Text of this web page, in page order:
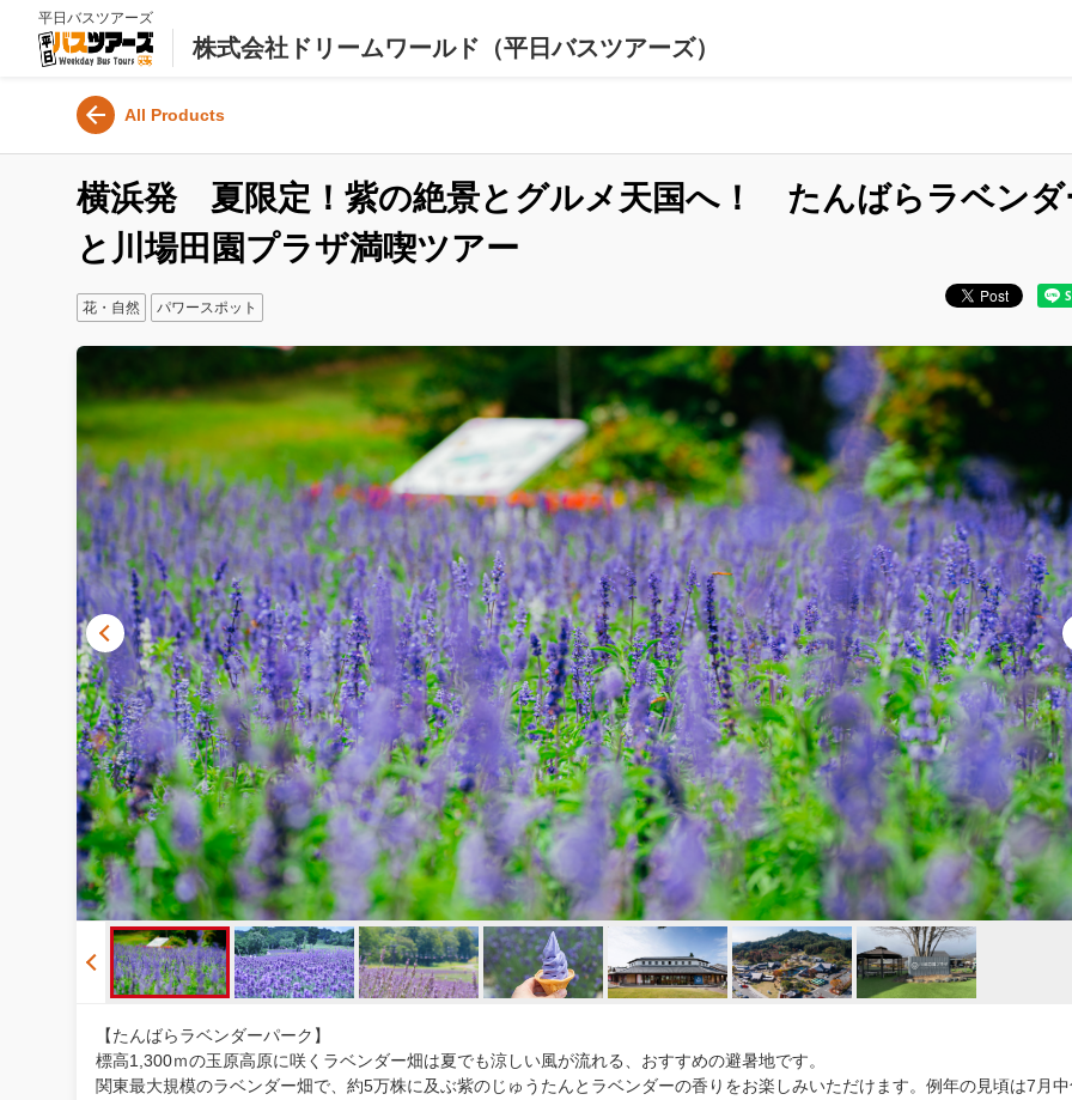
平日バスツアーズ
株式会社ドリームワールド（平日バスツアーズ）
All Products
横浜発 夏限定！紫の絶景とグルメ天国へ！ たんばらラベンダ
と川場田園プラザ満喫ツアー
花・自然 パワースポット
【たんばらラベンダーパーク】
標高1,300ｍの玉原高原に咲くラベンダー畑は夏でも涼しい風が流れる、おすすめの避暑地です。
関東最大規模のラベンダー畑で、約5万株に及ぶ紫のじゅうたんとラベンダーの香りをお楽しみいただけます。例年の見頃は7月